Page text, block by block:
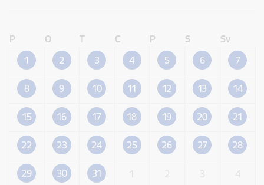
P O T C P S
Sv
1
2 3 4 5 6 7
8 9 10 11 12 13 14
15 16 17 18 19 20 21
22 23 24 25 26 27 28
29 30 31